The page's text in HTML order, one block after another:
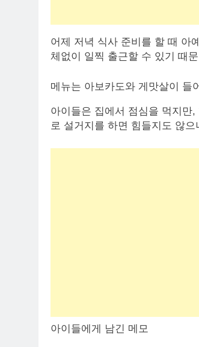
어제 저녁 식사 준비를 할 때 아
체없이 일찍 출근할 수 있기 때
메뉴는 아보카도와 게맛살이 들
아이들은 집에서 점심을 먹지만
로 설거지를 하면 힘들지도 않
아이들에게 남긴 메모